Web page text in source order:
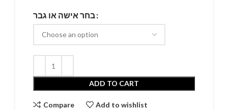
בחר אישה או גבר
ADD TO CART
Compare Add to wishlist